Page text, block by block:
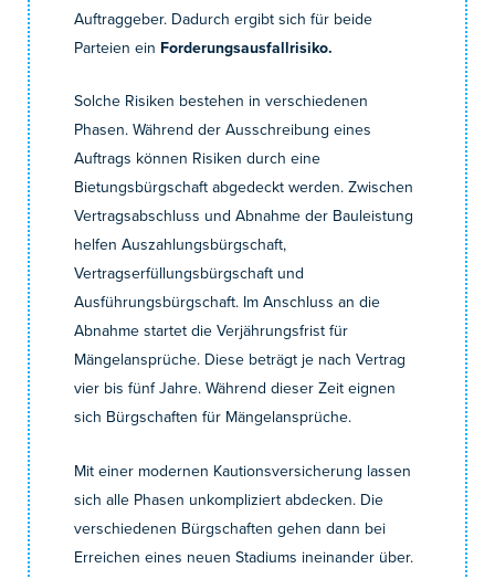
Auftraggeber. Dadurch ergibt sich für beide
Parteien ein Forderungsausfallrisiko.
Solche Risiken bestehen in verschiedenen
Phasen. Während der Ausschreibung eines
Auftrags können Risiken durch eine
Bietungsbürgschaft abgedeckt werden. Zwischen
Vertragsabschluss und Abnahme der Bauleistung
helfen Auszahlungsbürgschaft,
Vertragserfüllungsbürgschaft und
Ausführungsbürgschaft. Im Anschluss an die
Abnahme startet die Verjährungsfrist für
Mängelansprüche. Diese beträgt je nach Vertrag
vier bis fünf Jahre. Während dieser Zeit eignen
sich Bürgschaften für Mängelansprüche.
Mit einer modernen Kautionsversicherung lassen
sich alle Phasen unkompliziert abdecken. Die
verschiedenen Bürgschaften gehen dann bei
Erreichen eines neuen Stadiums ineinander über.